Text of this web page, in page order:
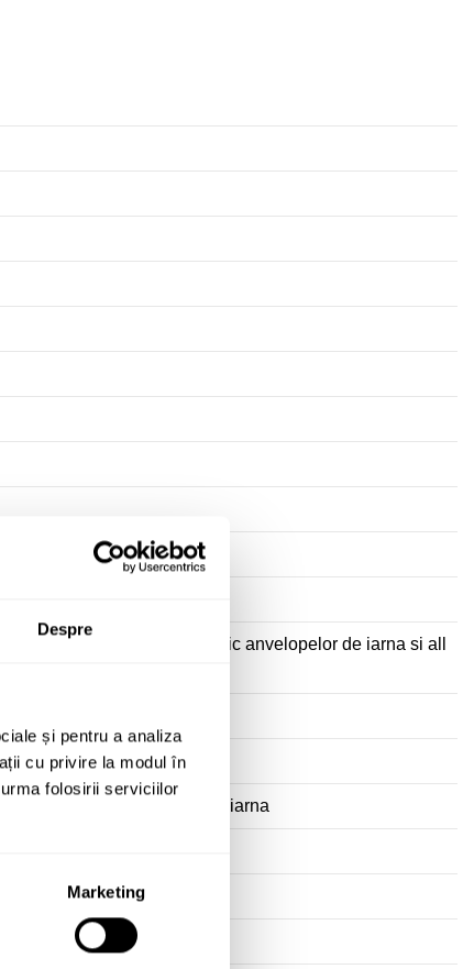
Despre
și pentru a analiza
cu privire la modul în
folosirii serviciilor
Marketing
si zapada, marcaj specific anvelopelor de iarna si all
- Potrivita pentru conditii de iarna